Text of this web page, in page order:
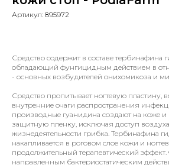
Артикул: 895972
Средство содержит в составе тербинафина
обладающий фунгицидным действием в
- основных возбудителей онихомикоза и
Средство пропитывает ногтевую пластину,
внутренние очаги распространения
производные гуанидина создают на коже и
защитную пленку, исключая доступ
жизнедеятельности грибка. Тербинафина
накапливается в роговом слое кожи и
продолжительный терапевтический
направленным бактериостатическим